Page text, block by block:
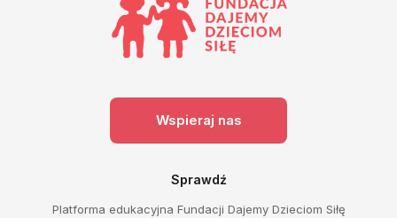
Wspieraj nas
Sprawdź
Platforma edukacyjna Fundacji Dajemy Dzieciom Siłę